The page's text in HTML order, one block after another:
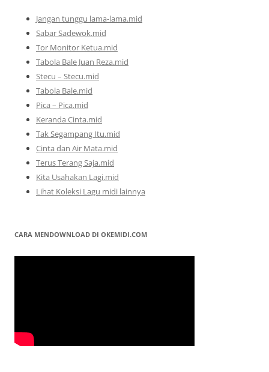
Jangan tunggu lama-lama.mid
Sabar Sadewok.mid
Tor Monitor Ketua.mid
Tabola Bale Juan Reza.mid
Stecu – Stecu.mid
Tabola Bale.mid
Pica – Pica.mid
Keranda Cinta.mid
Tak Segampang Itu.mid
Cinta dan Air Mata.mid
Terus Terang Saja.mid
Kita Usahakan Lagi.mid
Lihat Koleksi Lagu midi lainnya
CARA MENDOWNLOAD DI OKEMIDI.COM